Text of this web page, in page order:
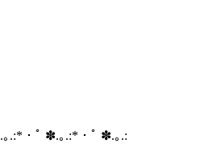
.:*・ﾟ ✽.｡.:*・ﾟ ✽.｡.: